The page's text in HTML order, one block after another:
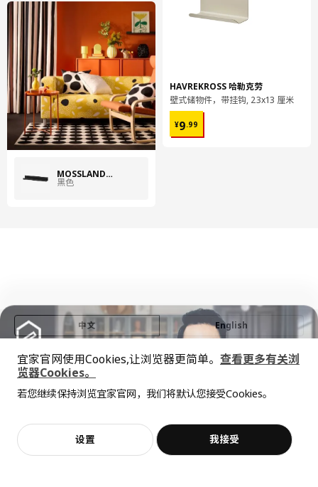
MOSSLANDA 莫兰达
黑色
HAVREKROSS 哈勒克劳
壁式储物件，带挂钩, 23x13 厘米
¥9.99
¥ 9.99
抱歉，该商品在所选地区暂时缺货。
客服
加入购物袋 立即购买
中文 English
© Inter IKEA Systems B.V. 1999-2026
隐私政策
上海工商 沪公网安备 31010402001069号
宜家AI购物助手算法 网信算备310104755117001240013号
宜家智能搜索生成合成算法 网信算备310104755117001250025号
Cookie设置
价格透明，设计专业，现货供应
不，谢谢 立即预约
宜家官网使用Cookies,让浏览器更简单。 查看更多有关浏
览器Cookies。
若您继续保持浏览宜家官网，我们将默认您接受Cookies。
设置 我接受